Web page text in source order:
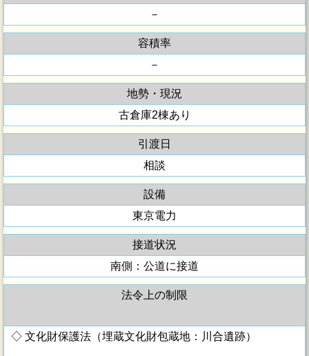
－
容積率
－
地勢・現況
古倉庫2棟あり
引渡日
相談
設備
東京電力
接道状況
南側：公道に接道
法令上の制限
◇ 文化財保護法（埋蔵文化財包蔵地：川合遺跡）